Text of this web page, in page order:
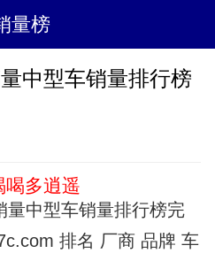
量榜
中型车销量排行榜
喝多逍遥
量中型车销量排行榜完
排名 厂商 品牌 车